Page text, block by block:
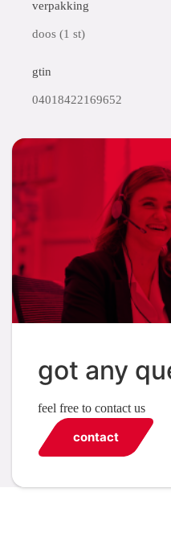
verpakking
doos (1 st)
gtin
04018422169652
got any
feel free to contact us
contact